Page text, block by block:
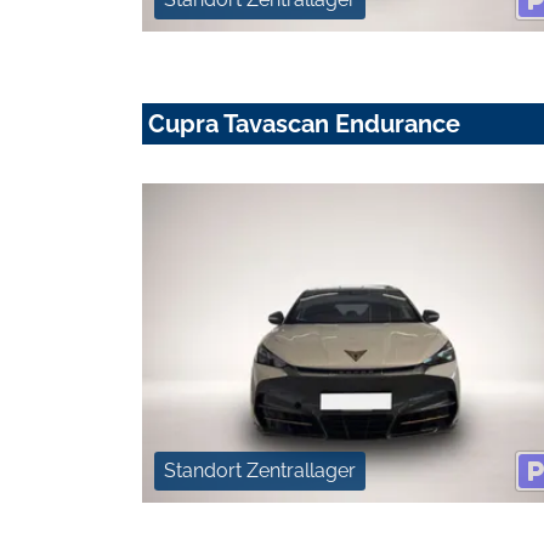
Cupra Tavascan Endurance
Standort Zentrallager